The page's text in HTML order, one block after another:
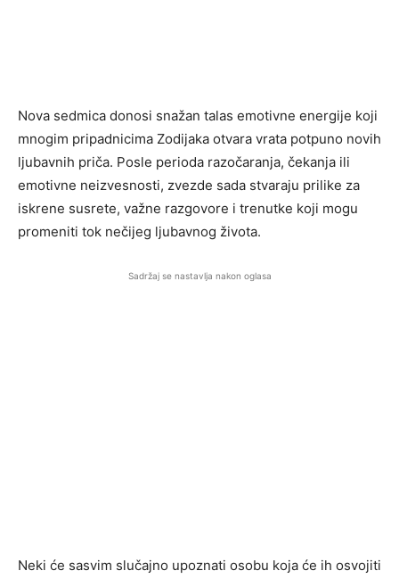
Nova sedmica donosi snažan talas emotivne energije koji
mnogim pripadnicima Zodijaka otvara vrata potpuno novih
ljubavnih priča. Posle perioda razočaranja, čekanja ili
emotivne neizvesnosti, zvezde sada stvaraju prilike za
iskrene susrete, važne razgovore i trenutke koji mogu
promeniti tok nečijeg ljubavnog života.
Sadržaj se nastavlja nakon oglasa
Neki će sasvim slučajno upoznati osobu koja će ih osvojiti